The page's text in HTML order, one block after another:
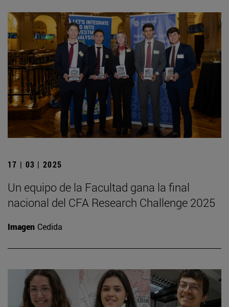
17 | 03 | 2025
Un equipo de la Facultad gana la final
nacional del CFA Research Challenge 2025
Imagen Cedida